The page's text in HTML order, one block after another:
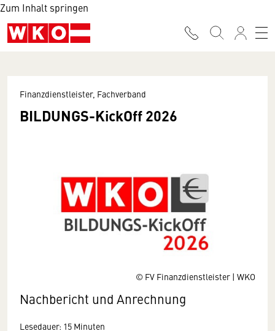
Zum Inhalt springen
© FV Finanzdienstleister | WKO
Finanzdienstleister, Fachverband
BILDUNGS-KickOff 2026
Nachbericht und Anrechnung
Lesedauer: 15 Minuten